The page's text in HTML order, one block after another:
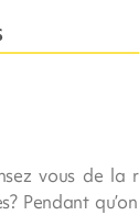
vous de la
Pendant